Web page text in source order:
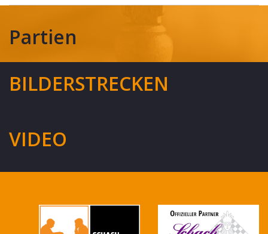
Partien
BILDERSTRECKEN
VIDEO